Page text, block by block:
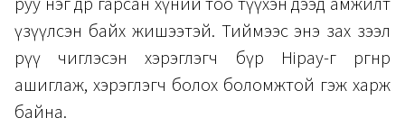
үзүүлсэн байх жишээтэй. Тиймээс энэ зах зээл
рүү чиглэсэн хэрэглэгч бүр Hipay-г өргөнөөр
ашиглаж, хэрэглэгч болох боломжтой гэж харж
байна.